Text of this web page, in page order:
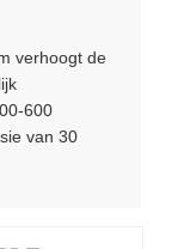
verhoogt de
600
van 30